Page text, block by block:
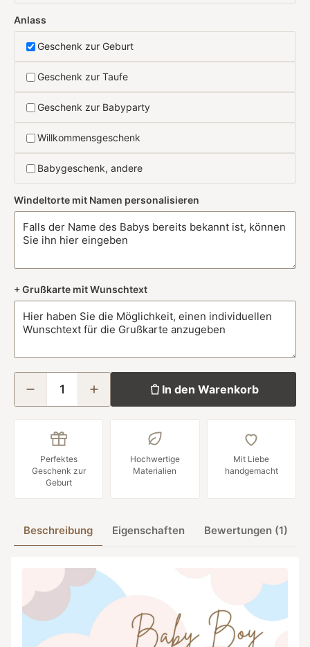
Anlass
Geschenk zur Geburt
Geschenk zur Taufe
Geschenk zur Babyparty
Willkommensgeschenk
Babygeschenk, andere
Windeltorte mit Namen personalisieren
+ Grußkarte mit Wunschtext
In den Warenkorb
Perfektes
Geschenk zur
Geburt
Hochwertige
Materialien
Mit Liebe
handgemacht
Beschreibung Eigenschaften Bewertungen (1)